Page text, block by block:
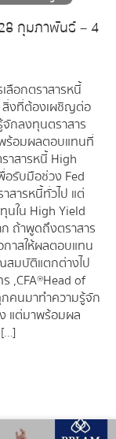
กุมภาพันธ์ – 4
ลือกตราสารหนี้
สิ่งที่ต้องเผชิญต่อ
กลงทุนตราสาร
ร้อมผลตอบแทนที่
าสารหนี้ High
อรับมือช่วง Fed
สารหนี้ทั่วไป แต่
ใน High Yield
ถ้าพูดถึงตราสาร
าสให้ผลตอบแทน
สมบัติแตกต่างไป
,CFA® Head of
คนมาทำความรู้จัก
แต่มาพร้อมผล